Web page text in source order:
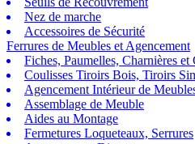
Nez de marche
Accessoires de Sécurité
Ferrures de Meubles et Agencement
Fiches, Paumelles, Charnières et
Coulisses Tiroirs Bois, Tiroirs
Agencement Intérieur de
Assemblage de Meuble
Aides au Montage
Fermetures Loqueteaux, Serrures